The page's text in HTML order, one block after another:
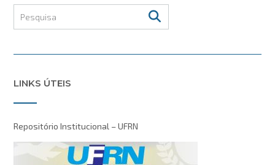
LINKS ÚTEIS
Repositório Institucional – UFRN